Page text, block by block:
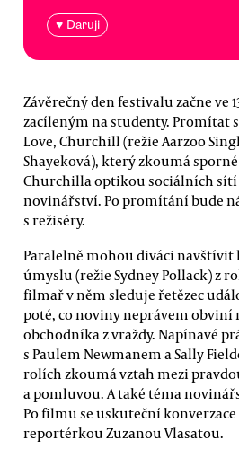
♥ Daruji
Závěrečný den festivalu začne ve
zacíleným na studenty. Promítat
Love, Churchill (režie Aarzoo
Shayeková), který zkoumá
Churchilla optikou sociálních sítí
novinářství. Po promítání bude
s režiséry.
Paralelně mohou diváci navštívit
úmyslu (režie Sydney Pollack) z
filmař v něm sleduje řetězec
poté, co noviny neprávem obviní
obchodníka z vraždy. Napínavé
s Paulem Newmanem a Sally
rolích zkoumá vztah mezi
a pomluvou. A také téma
Po filmu se uskuteční
reportérkou Zuzanou Vlasatou.